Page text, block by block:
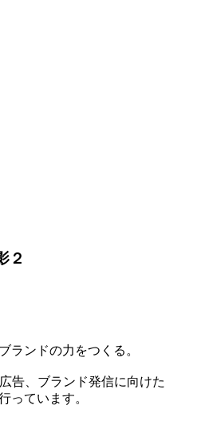
２
ランドの力をつくる。
告、ブランド発信に向けた
っています。